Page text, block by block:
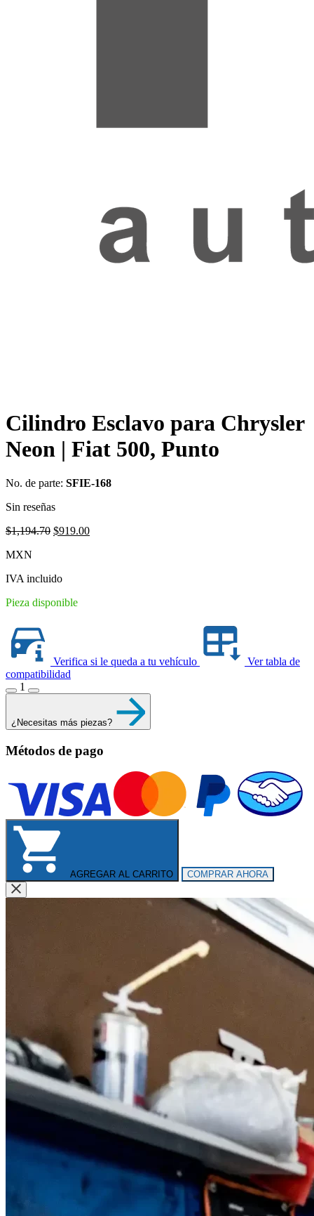
Cilindro Esclavo para Chrysler
Neon | Fiat 500, Punto
No. de parte: SFIE-168
Sin reseñas
$1,194.70 Original
$919.00Current
MXN
IVA incluido
Pieza disponible
Verifica si le queda a tu vehículo
Ver tabla de
compatibilidad
1
¿Necesitas más piezas?
Métodos de pago
AGREGAR AL CARRITO COMPRAR AHORA